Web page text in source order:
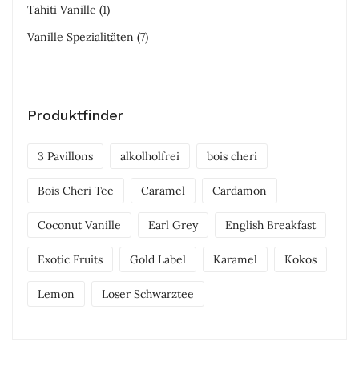
Tahiti Vanille (1)
Vanille Spezialitäten (7)
Produktfinder
3 Pavillons alkolholfrei bois cheri
Bois Cheri Tee Caramel Cardamon
Coconut Vanille Earl Grey English Breakfast
Exotic Fruits Gold Label Karamel Kokos
Lemon Loser Schwarztee